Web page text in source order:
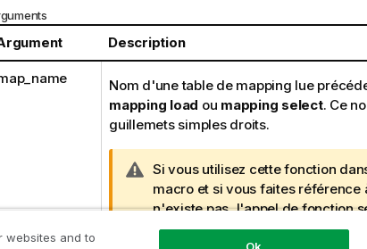
Description
Nom d'une table de mapping lue
mapping load ou mapping select. Ce
guillemets simples droits.
N
o
t
e
Si vous utilisez cette fonction
macro et si vous faites référence
n'existe pas, l'appel de fonction
aucunchampn'est créé.
websites and to